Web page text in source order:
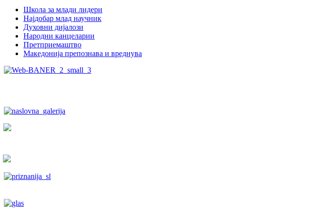
Школа за млади лидери
Најдобар млад научник
Духовни дијалози
Народни канцеларии
Претприемаштво
Македонија препознава и вреднува